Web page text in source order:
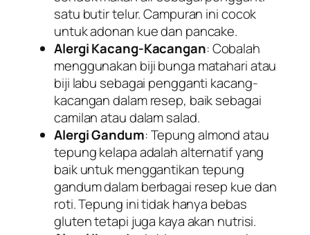
satu butir telur. Campuran ini cocok
untuk adonan kue dan pancake.
Alergi Kacang-Kacangan: Cobalah
menggunakan biji bunga matahari atau
biji labu sebagai pengganti kacang-
kacangan dalam resep, baik sebagai
camilan atau dalam salad.
Alergi Gandum: Tepung almond atau
tepung kelapa adalah alternatif yang
baik untuk menggantikan tepung
gandum dalam berbagai resep kue dan
roti. Tepung ini tidak hanya bebas
gluten tetapi juga kaya akan nutrisi.